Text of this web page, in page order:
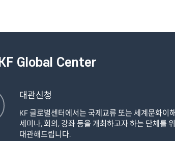
KF Global Center
대관신청
KF 글로벌센터에서는 국제교류 또는 세계문화이
세미나, 회의, 강좌 등을 개최하고자 하는 단체를
대관해드립니다.